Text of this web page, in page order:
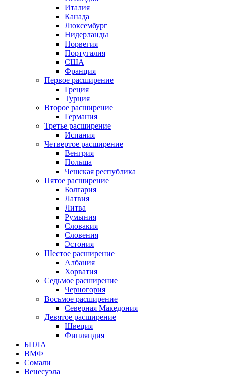
Италия
Канада
Люксембург
Нидерланды
Норвегия
Португалия
США
Франция
Первое расширение
Греция
Турция
Второе расширение
Германия
Третье расширение
Испания
Четвертое расширение
Венгрия
Польша
Чешская республика
Пятое расширение
Болгария
Латвия
Литва
Румыния
Словакия
Словения
Эстония
Шестое расширение
Албания
Хорватия
Седьмое расширение
Черногория
Восьмое расширение
Северная Македония
Девятое расширение
Швеция
Финляндия
БПЛА
ВМФ
Сомали
Венесуэла